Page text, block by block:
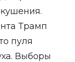
Трамп
пуля
Выборы